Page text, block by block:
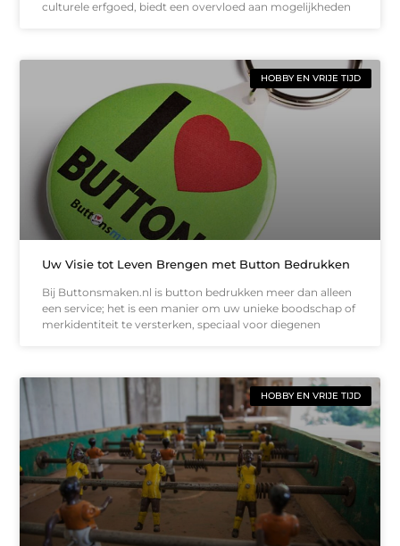
culturele erfgoed, biedt een overvloed aan mogelijkheden
HOBBY EN VRIJE TIJD
Uw Visie tot Leven Brengen met Button Bedrukken
Bij Buttonsmaken.nl is button bedrukken meer dan alleen
een service; het is een manier om uw unieke boodschap of
merkidentiteit te versterken, speciaal voor diegenen
HOBBY EN VRIJE TIJD